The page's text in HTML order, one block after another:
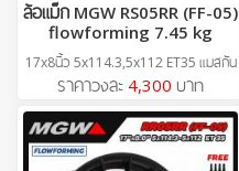
ล้อแม็ก MGW RS05RR (FF-05)
flowforming 7.45 kg
17x8นิ้ว 5x114.3,5x112 ET35 แมสกัน
ราคาวงละ 4,300 บาท